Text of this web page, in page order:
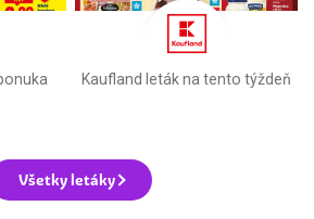
Kaufland leták na tento týždeň
Všetky letáky